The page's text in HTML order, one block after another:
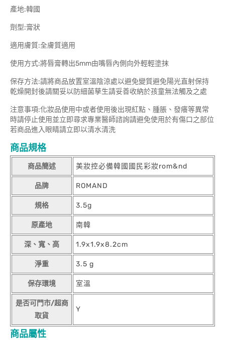
產地:韓國
劑型:膏狀
適用膚質:全膚質適用
使用方式:將唇膏轉出5mm由嘴唇內側向外輕輕塗抹
保存方法:請將商品放置室溫陰涼處以避免變質避免陽光直射保持
乾燥開封後請關妥以防細菌孳生請妥善收納於孩童無法觸及之處
注意事項:化妝品使用中或者使用後出現紅點、腫脹、發癢等異常
時請停止使用並立即尋求專業醫師諮詢請避免使用於有傷口之部位
若商品進入眼睛請立即以清水清洗
商品規格
商品簡述 美妝控必備韓國國民彩妝rom&nd
品牌 ROMAND
規格 3.5g
原產地 南韓
深、寬、高 1.9x1.9x8.2cm
淨重 3.5 g
保存環境 室溫
是否可門市/超商
取貨
Y
商品屬性